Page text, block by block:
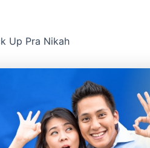
Up Pra Nikah